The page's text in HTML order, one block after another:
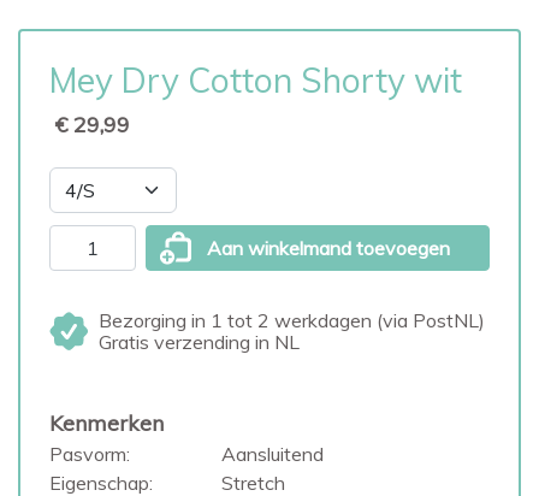
Mey Dry Cotton Shorty wit
€ 29,99
Aan winkelmand toevoegen
Bezorging in 1 tot 2 werkdagen (via PostNL)
Gratis verzending in NL
Kenmerken
Pasvorm:
Aansluitend
Eigenschap:
Stretch